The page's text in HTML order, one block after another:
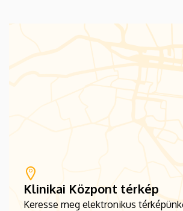
Klinikai Központ térkép
Keresse meg elektronikus